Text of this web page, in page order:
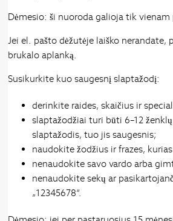
Dėmesio: ši nuoroda galioja tik
Jei el. pašto dėžutėje laiško nerandate,
brukalo aplanką.
Susikurkite kuo saugesnį slaptažodį:
derinkite raides, skaičius ir
slaptažodžiai turi būti 6–12
slaptažodis, tuo jis saugesnis;
naudokite žodžius ir frazes,
nenaudokite savo vardo arba
nenaudokite sekų ar
„12345678“.